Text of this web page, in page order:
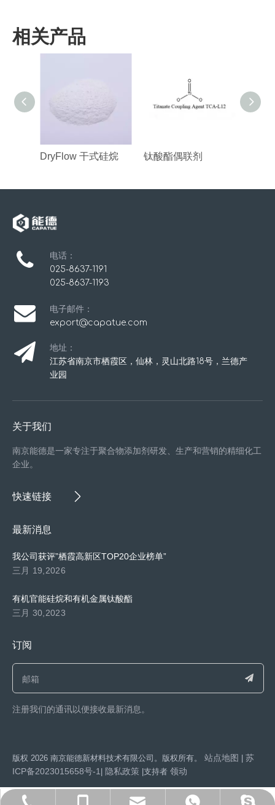
相关产品
DryFlow 干式硅烷 钛酸酯偶联剂
电话：
025-8637-1191
025-8637-1193
电子邮件：
export@capatue.com
地址：
江苏省南京市栖霞区，仙林，灵山北路18号，兰德产
业园
关于我们
南京能德是一家专注于聚合物添加剂研发、生产和营销的精细化工
企业。
快速链接
最新消息
我公司获评”栖霞高新区TOP20企业榜单”
三月 19,2026
有机官能硅烷和有机金属钛酸酯
三月 30,2023
订阅
注册我们的通讯以便接收最新消息。​​​​​​​
​版权 2026 南京能德新材料技术有限公司。版权所有。 站点地图
苏
ICP备2023015658号-1
隐私政策 |支持者 领动